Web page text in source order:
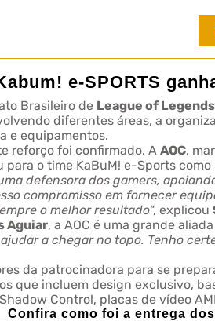
e-SPORTS
Brasileiro de League of Legends
diferentes áreas, a
e equipamentos.
reforço foi confirmado. A AOC,
o time KaBuM! e-Sports
defensora dos gamers,
compromisso em fornecer
o melhor resultado“, explicou
Aguiar, a AOC é uma grande
a chegar no topo. Tenho
da patrocinadora para se
que incluem design exclusivo,
Control, placas de vídeo
Confira como foi a entrega